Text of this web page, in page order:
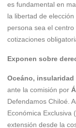
es fundamental en
la libertad de
persona sea el
cotizaciones
Exponen sobre
Oceáno,
ante la comisión por
Defendamos Chiloé.
Económica Exclusiva
extensión desde la